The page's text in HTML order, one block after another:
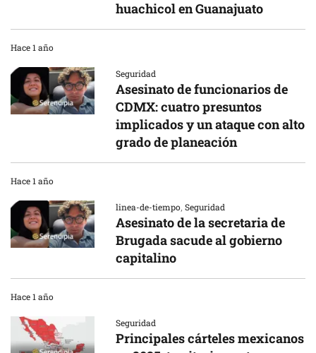
huachicol en Guanajuato
Hace 1 año
Seguridad
Asesinato de funcionarios de
CDMX: cuatro presuntos
implicados y un ataque con alto
grado de planeación
Hace 1 año
linea-de-tiempo,Seguridad
Asesinato de la secretaria de
Brugada sacude al gobierno
capitalino
Hace 1 año
Seguridad
Principales cárteles mexicanos